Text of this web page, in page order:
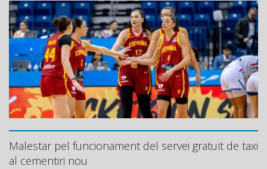
Malestar pel funcionament del servei gratuït de taxi
al cementiri nou